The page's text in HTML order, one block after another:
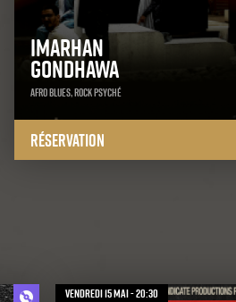
Imarhan
Gondhawa
Afro Blues, Rock Psyché
Réservation
vendredi 15 mai - 20:30